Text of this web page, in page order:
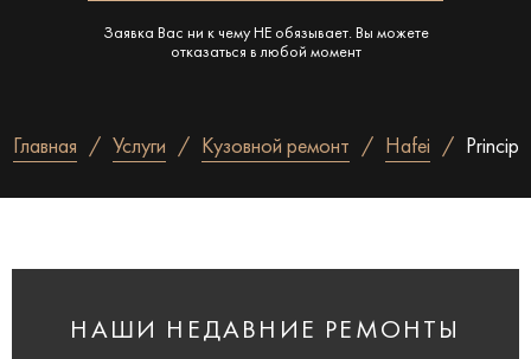
Заявка Вас ни к чему НЕ обязывает. Вы можете
отказаться в любой момент
Главная Услуги Кузовной ремонт Hafei Princip
НАШИ НЕДАВНИЕ РЕМОНТЫ